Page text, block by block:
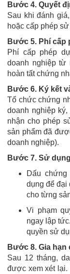
Bước 4. Quyết
Sau khi đánh
hoặc cấp phép
Bước 5. Phí cấp
Phí cấp phép
doanh nghiệp từ
hoàn tất chứng
Bước 6. Ký kết
Tổ chức chứng
doanh nghiệp
nhận cho phép
sản phẩm đã
doanh nghiệp).
Bước 7. Sử
Dấu
dụng để đại
cho từng
Vi phạm
ngay lập
quyền sử
Bước 8. Gia
Sau 12 tháng,
được xem xét lại.